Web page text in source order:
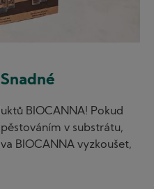
BIOCANNA! Pokud
v substrátu,
BIOCANNA vyzkoušet,